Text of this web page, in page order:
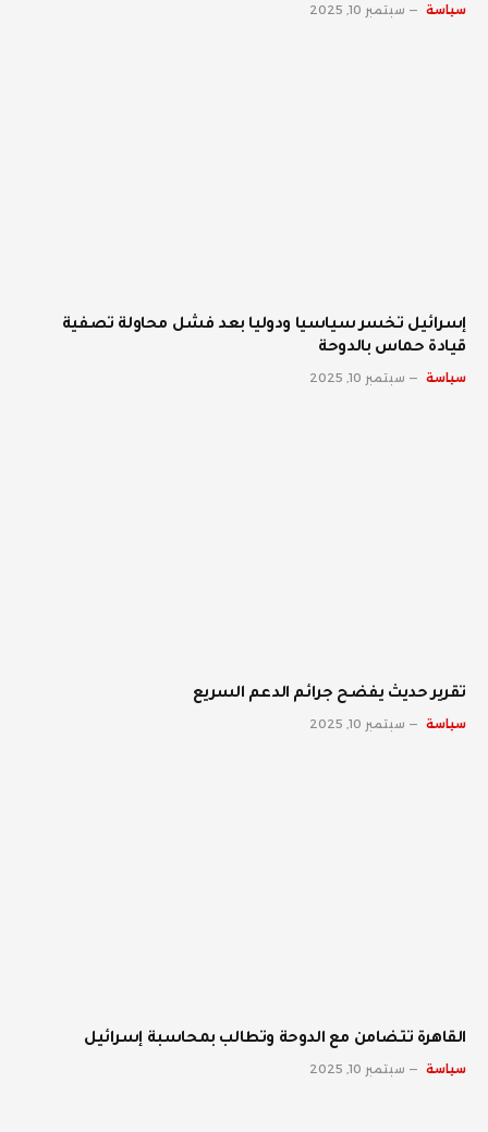
سياسة سبتمبر 10, 2025
إسرائيل تخسر سياسيا ودوليا بعد فشل محاولة تصفية
قيادة حماس بالدوحة
سياسة سبتمبر 10, 2025
تقرير حديث يفضح جرائم الدعم السريع
سياسة سبتمبر 10, 2025
القاهرة تتضامن مع الدوحة وتطالب بمحاسبة إسرائيل
سياسة سبتمبر 10, 2025